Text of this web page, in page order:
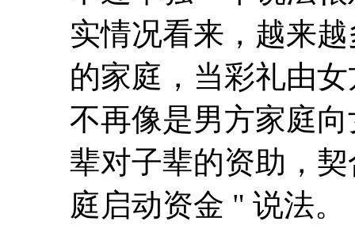
实情况看来，越来
的家庭，当彩礼由
不再像是男方家庭
辈对子辈的资助，
庭启动资金 " 说法。